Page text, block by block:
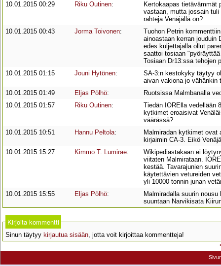
10.01.2015 00:29
Riku Outinen:
Kertokaapas tietävämmät
vastaan, mutta jossain
rahteja Venäjällä on?
10.01.2015 00:43
Jorma Toivonen:
Tuohon Petrin
ainoastaan kerran jouduin
edes kuljettajalla ollut
saattoi tosiaan
Tosiaan Dr13:ssa tehojen
10.01.2015 01:15
Jouni Hytönen:
SA-3:n kestokyky täytyy
aivan vakiona jo vähänkin
10.01.2015 01:49
Eljas Pölhö:
Ruotsissa Malmbanalla
10.01.2015 01:57
Riku Outinen:
Tiedän IORElla vedellään
kytkimet eroaisivat
väärässä?
10.01.2015 10:51
Hannu Peltola:
Malmiradan kytkimet ovat
kirjaimin CA-3. Eikö
10.01.2015 15:27
Kimmo T. Lumirae:
Wikipediastakaan ei
viitaten Malmirataan.
kestää. Tavarajunien
käytettävien vetureiden
yli 10000 tonnin junan
10.01.2015 15:55
Eljas Pölhö:
Malmiradalla suurin
suuntaan Narvikisata
Kirjoita kommentti
Sinun täytyy kirjautua sisään, jotta voit kirjoittaa kommentteja!